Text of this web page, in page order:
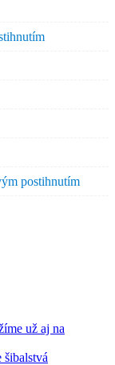
postihnutím
už aj na